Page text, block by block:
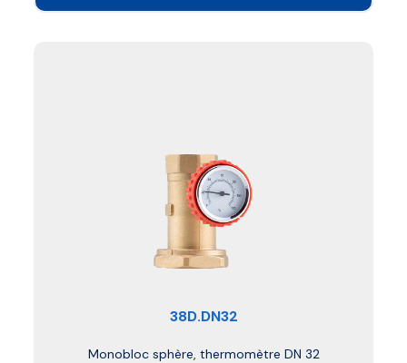
38D.DN32
Monobloc sphère, thermomètre DN 32